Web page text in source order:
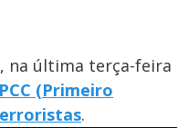
na última terça-feira
(Primeiro
.